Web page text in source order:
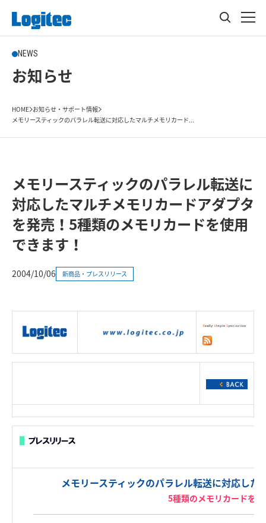
NEWS
お知らせ
HOME お知らせ・サポート情報
メモリースティックのパラレル転送に対応したマルチメモリカード...
メモリースティックのパラレル転送に
対応したマルチメモリカードアダプタ
を発売！5種類のメモリカードを使用
できます！
2004/10/06 新商品・プレスリリース
メモリースティックのパラレル転送に対応し
5種類のメモリカードを